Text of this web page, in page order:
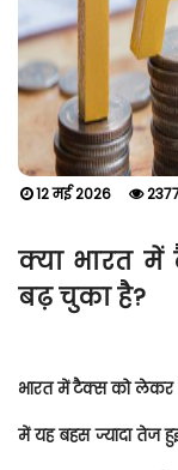
12 मई 2026
क्या भारत में
बढ़ चुका है?
भारत में टैक्स को लेकर
में यह बहस ज्यादा तेज